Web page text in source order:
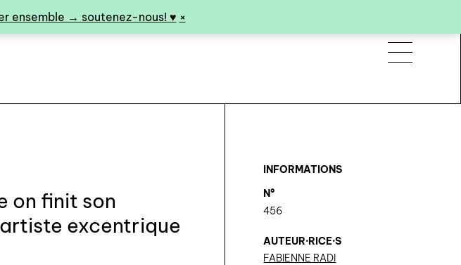
ensemble → soutenez-nous! ♥︎ ×
on finit son
excentrique
INFORMATIONS
N°
456
AUTEUR·RICE·S
FABIENNE RADI